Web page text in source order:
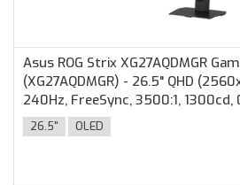
Asus ROG Strix XG27AQDMGR
(XG27AQDMGR) - 26.5" QHD
240Hz, FreeSync, 3500:1, 1300cd,
DisplayPort, HDMI, USB, 3 év
26.5" OLED